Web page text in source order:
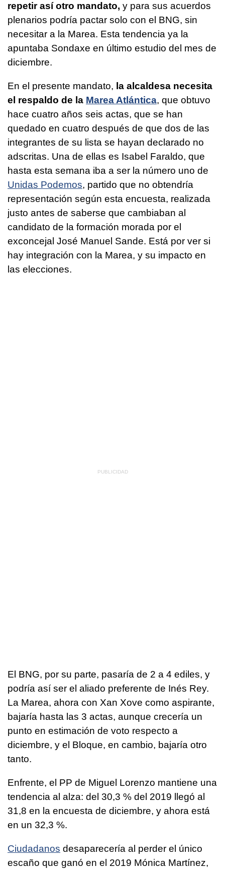
repetir así otro mandato, y para sus acuerdos
plenarios podría pactar solo con el BNG, sin
necesitar a la Marea. Esta tendencia ya la
apuntaba Sondaxe en último estudio del mes de
diciembre.
En el presente mandato, la alcaldesa necesita
el respaldo de la Marea Atlántica, que obtuvo
hace cuatro años seis actas, que se han
quedado en cuatro después de que dos de las
integrantes de su lista se hayan declarado no
adscritas. Una de ellas es Isabel Faraldo, que
hasta esta semana iba a ser la número uno de
Unidas Podemos, partido que no obtendría
representación según esta encuesta, realizada
justo antes de saberse que cambiaban al
candidato de la formación morada por el
exconcejal José Manuel Sande. Está por ver si
hay integración con la Marea, y su impacto en
las elecciones.
El BNG, por su parte, pasaría de 2 a 4 ediles, y
podría así ser el aliado preferente de Inés Rey.
La Marea, ahora con Xan Xove como aspirante,
bajaría hasta las 3 actas, aunque crecería un
punto en estimación de voto respecto a
diciembre, y el Bloque, en cambio, bajaría otro
tanto.
Enfrente, el PP de Miguel Lorenzo mantiene una
tendencia al alza: del 30,3 % del 2019 llegó al
31,8 en la encuesta de diciembre, y ahora está
en un 32,3 %.
Ciudadanos desaparecería al perder el único
escaño que ganó en el 2019 Mónica Martínez,